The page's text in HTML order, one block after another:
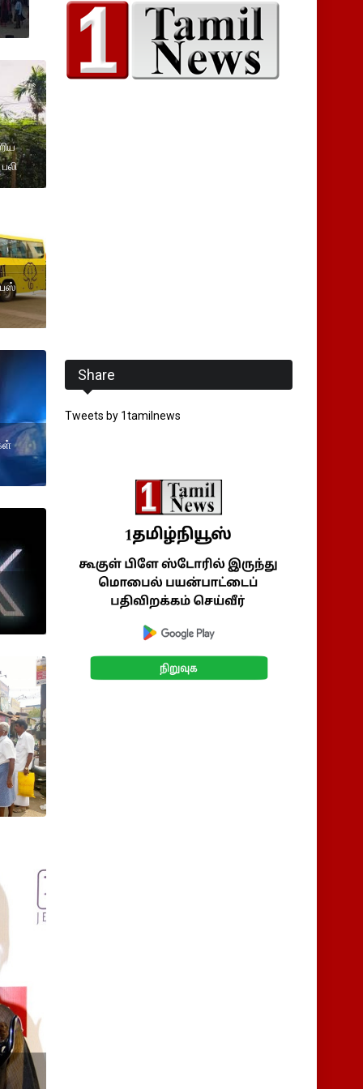
பஸ்
Share
Tweets by 1tamilnews